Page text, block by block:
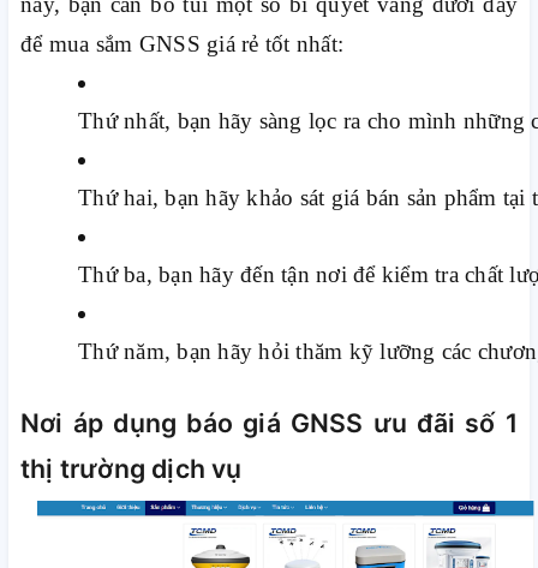
để mua sắm GNSS giá rẻ tốt nhất:
Thứ nhất, bạn hãy sàng lọc ra cho mình những
Thứ hai, bạn hãy khảo sát giá bán sản phẩm
Thứ ba, bạn hãy đến tận nơi để kiểm tra chất
Thứ năm, bạn hãy hỏi thăm kỹ lưỡng các
Nơi áp dụng báo giá GNSS ưu đãi số 1
thị trường dịch vụ